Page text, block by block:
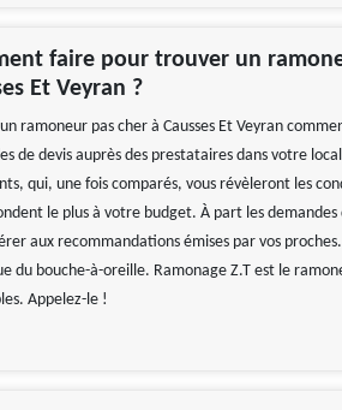
faire pour trouver un
Et Veyran ?
ramoneur pas cher à Causses Et Veyran
de devis auprès des prestataires dans votre
qui, une fois comparés, vous révèleront les
le plus à votre budget. À part les demandes
aux recommandations émises par vos proches.
du bouche-à-oreille. Ramonage Z.T est le
Appelez-le !